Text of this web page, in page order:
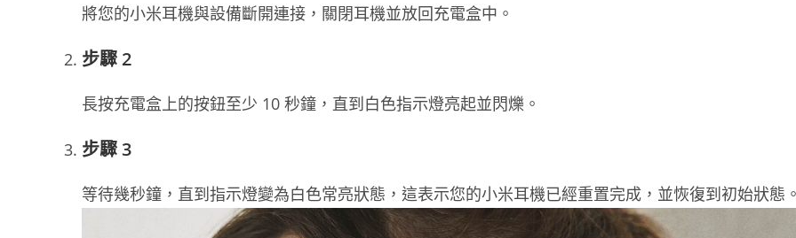
將您的小米耳機與設備斷開連接，關閉耳機並放回充電盒中。
步驟 2
長按充電盒上的按鈕至少 10 秒鐘，直到白色指示燈亮起並閃爍。
步驟 3
等待幾秒鐘，直到指示燈變為白色常亮狀態，這表示您的小米耳機已經重置完成，並恢復到初始狀態